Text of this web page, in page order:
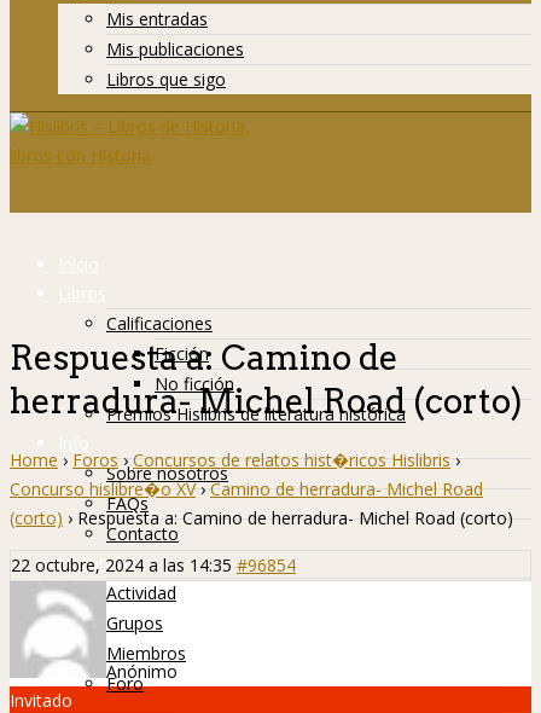
Mis entradas
Mis publicaciones
Libros que sigo
Inicio
Libros
Calificaciones
Ficción
No ficción
Premios Hislibris de literatura histórica
Info
Sobre nosotros
FAQs
Contacto
Hislibreños
Actividad
Grupos
Miembros
Foro
Respuesta a: Camino de
herradura- Michel Road (corto)
Home › Foros › Concursos de relatos hist�ricos Hislibris ›
Concurso hislibre�o XV › Camino de herradura- Michel Road
(corto) › Respuesta a: Camino de herradura- Michel Road (corto)
22 octubre, 2024 a las 14:35 #96854
Anónimo
Invitado